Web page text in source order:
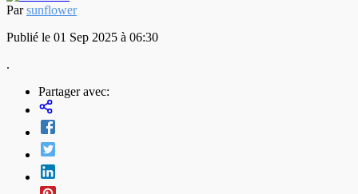
Parsunflower
Publié le 01 Sep 2025 à 06:30
.
Partager avec: